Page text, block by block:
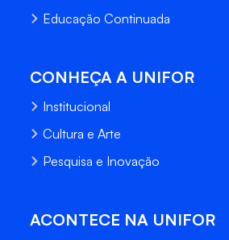
Educação Continuada
CONHEÇA A UNIFOR
Institucional
Cultura e Arte
Pesquisa e Inovação
ACONTECE NA UNIFOR